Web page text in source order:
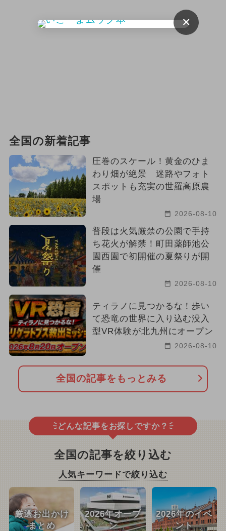
全国の新着記事
圧巻のスケール！黄金のひま
わり畑が絶景 迷路やフォト
スポットも充実の世羅高原農
場
2026-08-10
普段は火気厳禁の公園で手持
ち花火が解禁！町田薬師池公
園西園で初開催の夏祭りが開
催
2026-08-10
ティラノに見つかるな！歩い
て恐竜の世界に入り込む没入
型VR体験が北九州にオープン
2026-08-10
全国の記事をもっとみる
どんな記事をお探しですか？
全国の記事を絞り込む
人気キーワードで絞り込む
厳選お出かけ
まとめ
2026年オープ
ン
2026年のイベ
ント
×